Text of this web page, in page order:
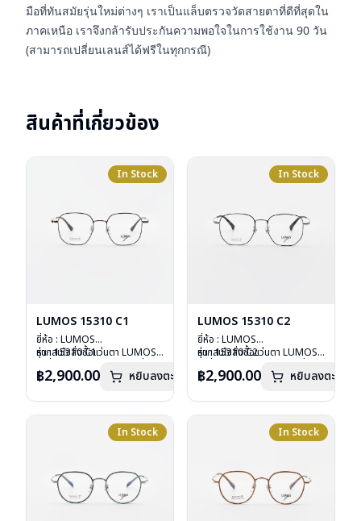
มือที่ทันสมัยรุ่นใหม่ต่างๆ เราเป็นแล็บตรวจวัดสายตาที่ดีที่สุดใน
ภาคเหนือ เราจึงกล้ารับประกันความพอใจในการใช้งาน 90 วัน
(สามารถเปลี่ยนเลนส์ได้ฟรีในทุกกรณี)
สินค้าที่เกี่ยวข้อง
In Stock
LUMOS 15310 C1
ยี่ห้อ : LUMOS
รุ่น : 15310 C1
เลนส์ : Demo Lens
น้ำหนัก : 16 กรัม
อุปกรณ์ : กล่องแว่น , ผ้าเช็ดแว่น
หากสนใจสั่งชื้อแว่นตา LUMOS
ลงไว้กรุณาติดต่อเราคลิก
฿2,900.00 หยิบลงตะกร้า
In Stock
LUMOS 15310 C2
ยี่ห้อ : LUMOS
รุ่น : 15310 C2
เลนส์ : Demo Lens
น้ำหนัก : 16 กรัม
อุปกรณ์ : กล่องแว่น , ผ้าเช็ดแว่น
หากสนใจสั่งชื้อแว่นตา LUMOS
ลงไว้กรุณาติดต่อเราคลิก
฿2,900.00 หยิบลงตะกร้า
In Stock In Stock